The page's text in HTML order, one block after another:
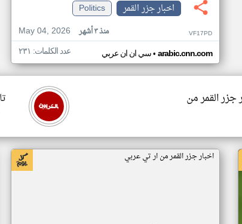
اخبار جزر القمر
Politics
May 04, 2026
منذ ٣ أشهر VF17PD
سي ان ان عربي• arabic.cnn.com عدد الكلمات: ٢٣١
جزر القمر من
اخبار جزر القمر من ار تي عربي